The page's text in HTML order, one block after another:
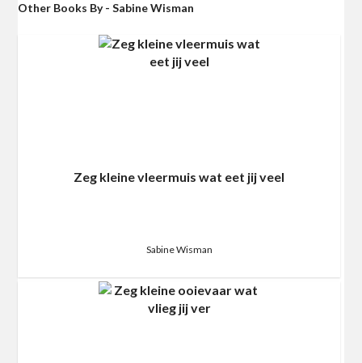
Other Books By - Sabine Wisman
Zeg kleine vleermuis wat eet jij veel
Sabine Wisman